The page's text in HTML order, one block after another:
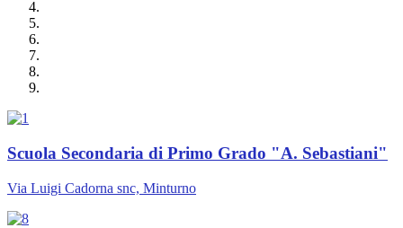
Scuola Secondaria di Primo Grado "A. Sebastiani"
Via Luigi Cadorna snc, Minturno